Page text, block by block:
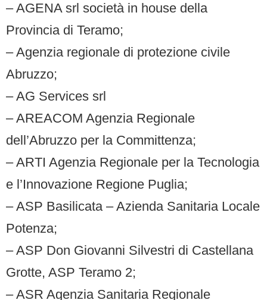
– AGENA srl società in house della
Provincia di Teramo;
– Agenzia regionale di protezione civile
Abruzzo;
– AG Services srl
– AREACOM Agenzia Regionale
dell’Abruzzo per la Committenza;
– ARTI Agenzia Regionale per la Tecnologia
e l’Innovazione Regione Puglia;
– ASP Basilicata – Azienda Sanitaria Locale
Potenza;
– ASP Don Giovanni Silvestri di Castellana
Grotte, ASP Teramo 2;
– ASR Agenzia Sanitaria Regionale